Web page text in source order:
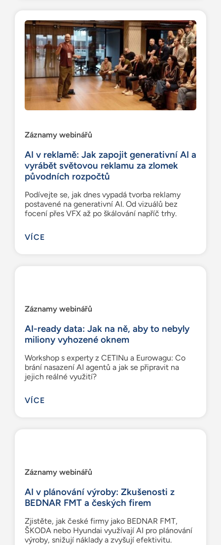
Záznamy webinářů
AI v reklamě: Jak zapojit generativní AI a
vyrábět světovou reklamu za zlomek
původních rozpočtů
Podívejte se, jak dnes vypadá tvorba reklamy
postavené na generativní AI. Od vizuálů bez
focení přes VFX až po škálování napříč trhy.
VÍCE
Záznamy webinářů
AI-ready data: Jak na ně, aby to nebyly
miliony vyhozené oknem
Workshop s experty z CETINu a Eurowagu: Co
brání nasazení AI agentů a jak se připravit na
jejich reálné využití?
VÍCE
Záznamy webinářů
AI v plánování výroby: Zkušenosti z
BEDNAR FMT a českých firem
Zjistěte, jak české firmy jako BEDNAR FMT,
ŠKODA nebo Hyundai využívají AI pro plánování
výroby, snižují náklady a zvyšují efektivitu.